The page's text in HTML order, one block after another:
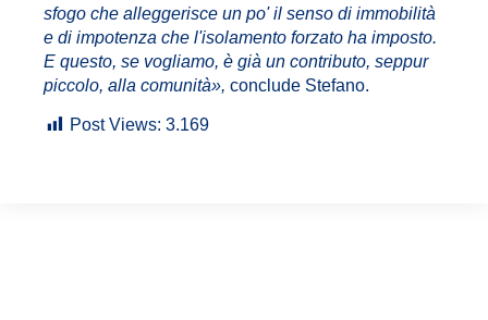
sfogo che alleggerisce un po' il senso di immobilità
e di impotenza che l'isolamento forzato ha imposto.
E questo, se vogliamo, è già un contributo, seppur
piccolo, alla comunità», conclude Stefano.
Post Views: 3.169